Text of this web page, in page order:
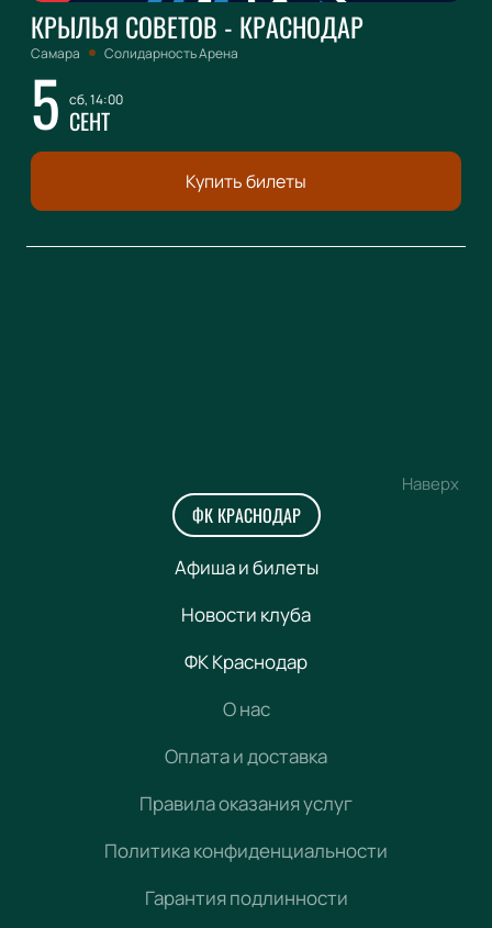
КРЫЛЬЯ СОВЕТОВ - КРАСНОДАР
Самара Солидарность Арена
5 сб, 14:00
СЕНТ
Купить билеты
Наверх
ФК КРАСНОДАР
Афиша и билеты
Новости клуба
ФК Краснодар
О нас
Оплата и доставка
Правила оказания услуг
Политика конфиденциальности
Гарантия подлинности